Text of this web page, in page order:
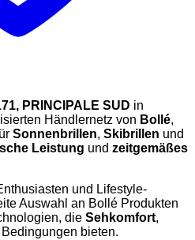
PRINCIPALE SUD in
Händlernetz von Bollé,
Sonnenbrillen, Skibrillen und
Leistung und zeitgemäßes
und Lifestyle-
Auswahl an Bollé Produkten
die Sehkomfort,
bieten.